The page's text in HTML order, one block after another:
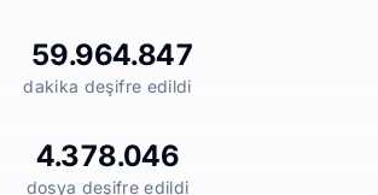
59.964.847
dakika deşifre edildi
4.378.046
dosya deşifre edildi